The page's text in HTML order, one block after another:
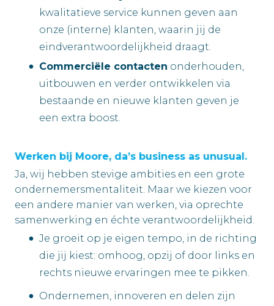
kwalitatieve service kunnen geven aan
onze (interne) klanten, waarin jij de
eindverantwoordelijkheid draagt.
Commerciële contacten onderhouden,
uitbouwen en verder ontwikkelen via
bestaande en nieuwe klanten geven je
een extra boost.
Werken bij Moore, da’s business as unusual.
Ja, wij hebben stevige ambities en een grote
ondernemersmentaliteit. Maar we kiezen voor
een andere manier van werken, via oprechte
samenwerking en échte verantwoordelijkheid.
Je groeit op je eigen tempo, in de richting
die jij kiest: omhoog, opzij of door links en
rechts nieuwe ervaringen mee te pikken.
Ondernemen, innoveren en delen zijn